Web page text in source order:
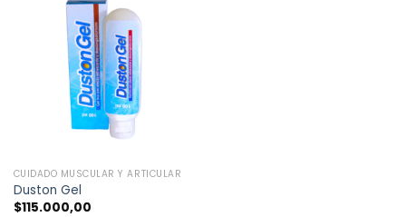
CUIDADO MUSCULAR Y ARTICULAR
Duston Gel
$115.000,00